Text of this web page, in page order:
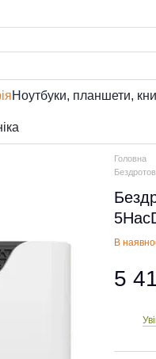
Ноутбуки, планшети,
Головна
В
5